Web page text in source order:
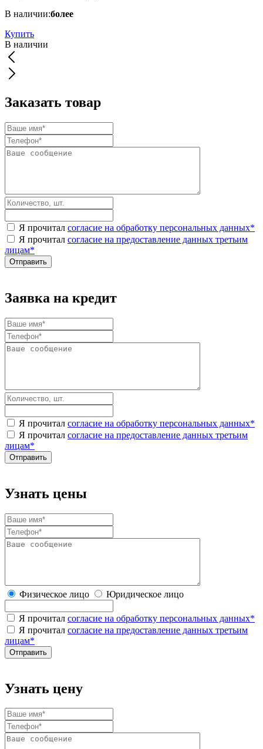
В наличии:более
Купить
В наличии
Заказать товар
Я прочитал согласие на обработку персональных данных*
Я прочитал согласие на предоставление данных третьим
лицам*
Заявка на кредит
Я прочитал согласие на обработку персональных данных*
Я прочитал согласие на предоставление данных третьим
лицам*
Узнать цены
Физическое лицо Юридическое лицо
Я прочитал согласие на обработку персональных данных*
Я прочитал согласие на предоставление данных третьим
лицам*
Узнать цену